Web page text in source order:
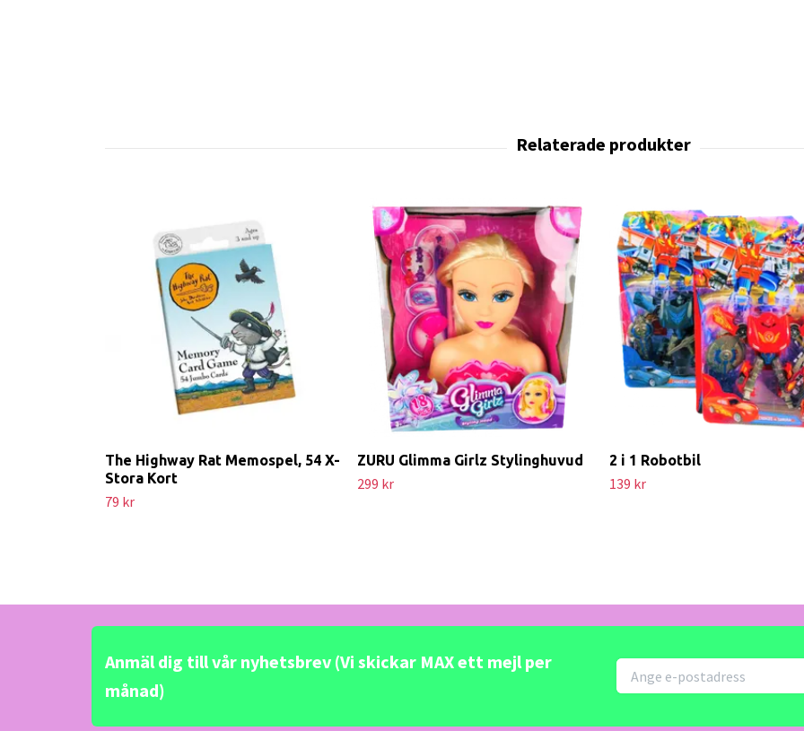
The Highway Rat Memospel, 54 X-
Stora Kort
79 kr
ZURU Glimma Girlz Stylinghuvud
299 kr
2 i 1 Robotbil
139 kr
Anmäl dig till vår nyhetsbrev (Vi skickar MAX ett mejl per
månad)